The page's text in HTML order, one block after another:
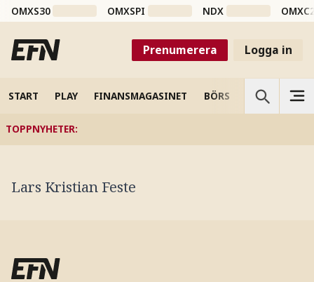
OMXS30 OMXSPI NDX
Prenumerera Logga in
START PLAY FINANSMAGASINET BÖRS VETENSKAP
TOPPNYHETER:
Lars Kristian Feste